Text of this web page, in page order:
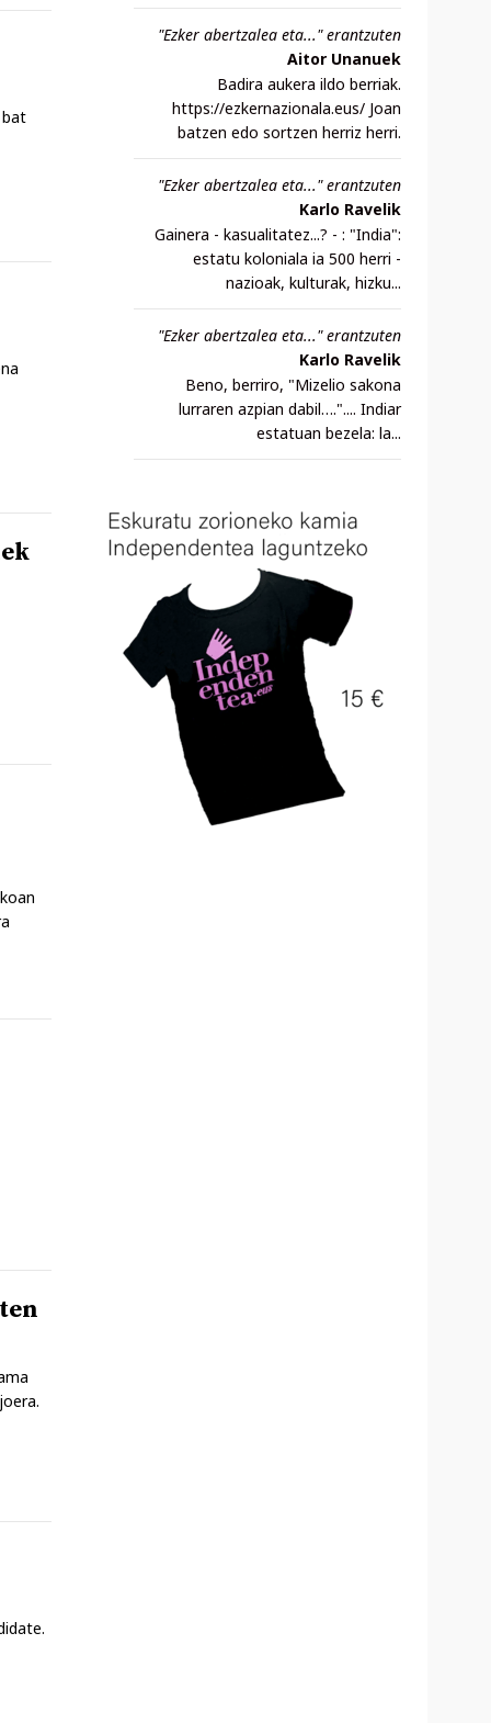
"Ezker abertzalea eta..." erantzuten
Aitor Unanuek
Badira aukera ildo berriak.
https://ezkernazionala.eus/ Joan
batzen edo sortzen herriz herri.
"Ezker abertzalea eta..." erantzuten
Karlo Ravelik
Gainera - kasualitatez...? - : "India":
estatu koloniala ia 500 herri -
nazioak, kulturak, hizku...
"Ezker abertzalea eta..." erantzuten
Karlo Ravelik
Beno, berriro, "Mizelio sakona
lurraren azpian dabil….".... Indiar
estatuan bezela: la...